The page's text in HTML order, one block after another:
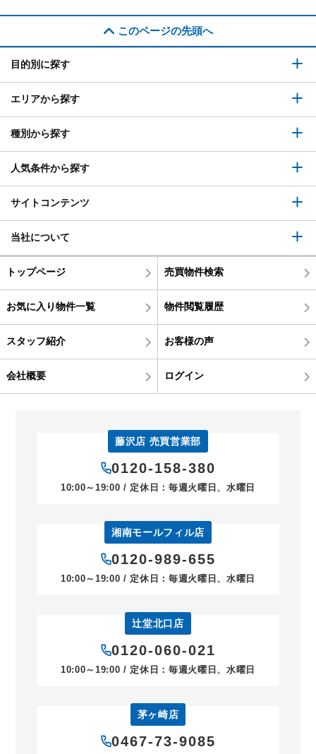
このページの先頭へ
目的別に探す
エリアから探す
種別から探す
人気条件から探す
サイトコンテンツ
当社について
トップページ 売買物件検索
お気に入り物件一覧 物件閲覧履歴
スタッフ紹介 お客様の声
会社概要 ログイン
藤沢店 売買営業部
0120-158-380
10:00～19:00 / 定休日：毎週火曜日、水曜日
湘南モールフィル店
0120-989-655
10:00～19:00 / 定休日：毎週火曜日、水曜日
辻堂北口店
0120-060-021
10:00～19:00 / 定休日：毎週火曜日、水曜日
茅ヶ崎店
0467-73-9085